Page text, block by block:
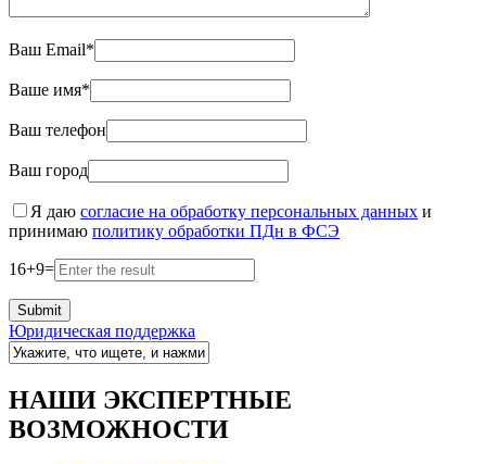
Ваш Email*
Ваше имя*
Ваш телефон
Ваш город
Я даю согласие на обработку персональных данных и
принимаю политику обработки ПДн в ФСЭ
16+9=
Юридическая поддержка
НАШИ ЭКСПЕРТНЫЕ
ВОЗМОЖНОСТИ